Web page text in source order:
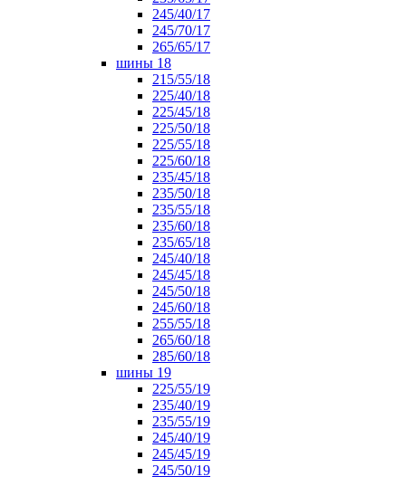
245/40/17
245/70/17
265/65/17
шины 18
215/55/18
225/40/18
225/45/18
225/50/18
225/55/18
225/60/18
235/45/18
235/50/18
235/55/18
235/60/18
235/65/18
245/40/18
245/45/18
245/50/18
245/60/18
255/55/18
265/60/18
285/60/18
шины 19
225/55/19
235/40/19
235/55/19
245/40/19
245/45/19
245/50/19